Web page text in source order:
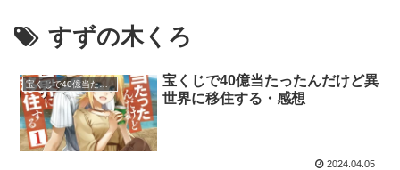
すずの木くろ
宝くじで40億当たったんだけど
宝くじで40億当たったんだけど異
世界に移住する・感想
2024.04.05